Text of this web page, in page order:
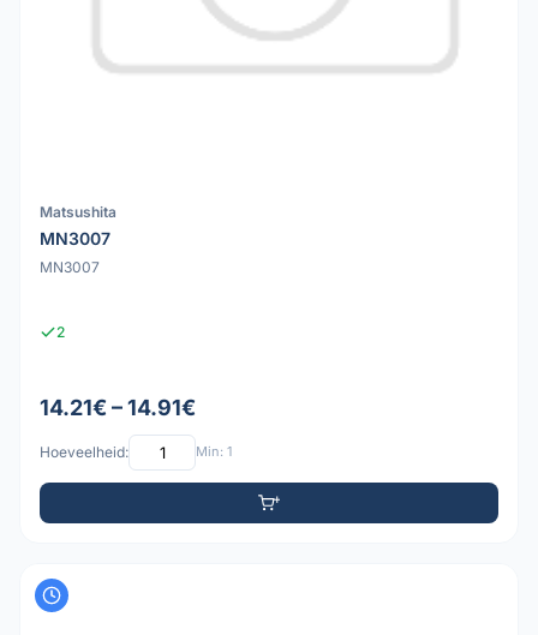
Matsushita
MN3007
MN3007
2
14.21€ – 14.91€
Hoeveelheid: Min: 1